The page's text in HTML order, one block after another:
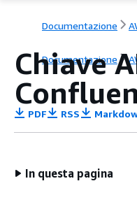
Documentazione
Documentazione
Chiave
PDF RSS
In questa pagina